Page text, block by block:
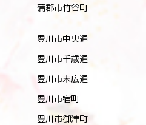
蒲郡市竹谷町
豊川市中央通
豊川市千歳通
豊川市末広通
豊川市宿町
豊川市御津町